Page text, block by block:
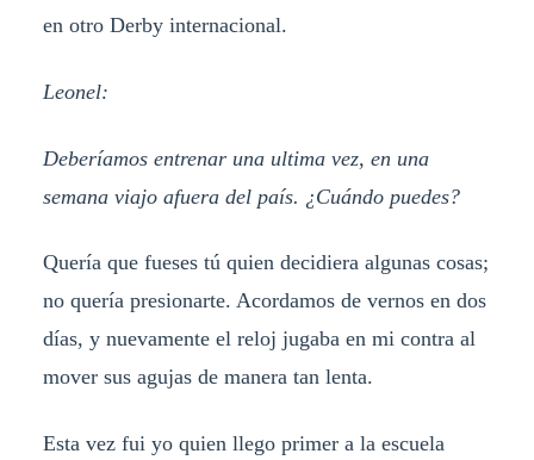
en otro Derby internacional.
Leonel:
Deberíamos entrenar una ultima vez, en una
semana viajo afuera del país. ¿Cuándo puedes?
Quería que fueses tú quien decidiera algunas cosas;
no quería presionarte. Acordamos de vernos en dos
días, y nuevamente el reloj jugaba en mi contra al
mover sus agujas de manera tan lenta.
Esta vez fui yo quien llego primer a la escuela